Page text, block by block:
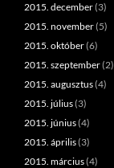
2015. december(3)
2015. november(5)
2015. október(6)
2015. szeptember(2)
2015. augusztus(4)
2015. július(3)
2015. június(4)
2015. április(3)
2015. március(4)